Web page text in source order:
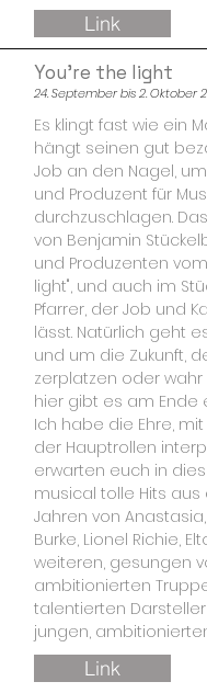
Link
You're the light
24. September bis 2. Oktober
Es klingt fast wie ein
hängt seinen gut
Job an den Nagel,
und Produzent für
durchzuschlagen.
von Benjamin
und Produzenten
light", und auch im
Pfarrer, der Job und
lässt. Natürlich geht
und um die Zukunft,
zerplatzen oder
hier gibt es am Ende
Ich habe die Ehre,
der Hauptrollen
erwarten euch in
musical tolle Hits
Jahren von
Burke, Lionel Richie,
weiteren, gesungen
ambitionierten
talentierten
jungen,
Link